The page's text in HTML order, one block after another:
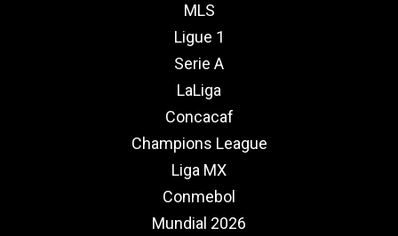
MLS
Ligue 1
Serie A
LaLiga
Concacaf
Champions League
Liga MX
Conmebol
Mundial 2026